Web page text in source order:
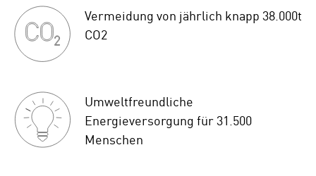
Vermeidung von jährlich knapp 38.000t
CO2
Umweltfreundliche
Energieversorgung für 31.500
Menschen